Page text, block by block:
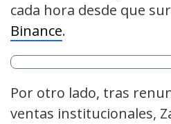
cada hora desde que
Binance.
Por otro lado, tras
ventas institucionales,